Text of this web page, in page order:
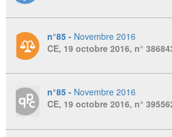
n°85 - Novembre 2016
CE, 19 octobre 2016, n°
n°85 - Novembre 2016
CE, 19 octobre 2016, n°